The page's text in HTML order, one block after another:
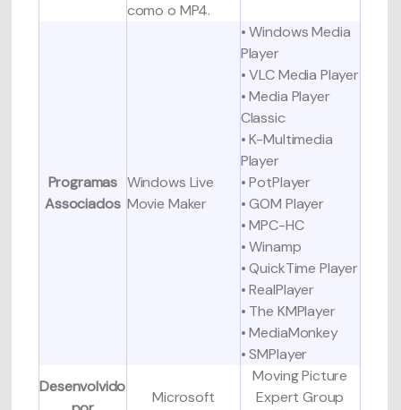
como o MP4.
Programas
Associados
Windows Live
Movie Maker
• Windows Media
Player
• VLC Media Player
• Media Player
Classic
• K-Multimedia
Player
• PotPlayer
• GOM Player
• MPC-HC
• Winamp
• QuickTime Player
• RealPlayer
• The KMPlayer
• MediaMonkey
• SMPlayer
Desenvolvido
Microsoft
Moving Picture
Expert Group